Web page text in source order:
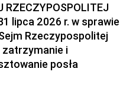
RZECZYPOSPOLITEJ
lipca 2026 r. w sprawie
Rzeczypospolitej
zatrzymanie i
posła